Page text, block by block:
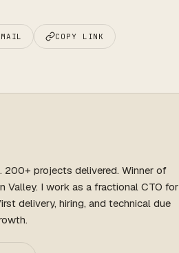
COPY LINK
200+ projects delivered. Winner of
Valley. I work as a fractional CTO for
delivery, hiring, and technical due